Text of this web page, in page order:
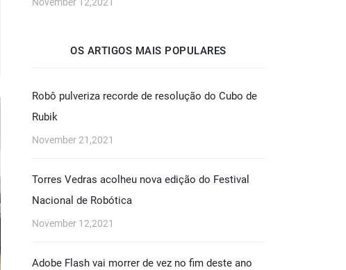
OS ARTIGOS MAIS POPULARES
Robô pulveriza recorde de resolução do Cubo de
Rubik
November 21,2021
Torres Vedras acolheu nova edição do Festival
Nacional de Robótica
November 12,2021
Adobe Flash vai morrer de vez no fim deste ano